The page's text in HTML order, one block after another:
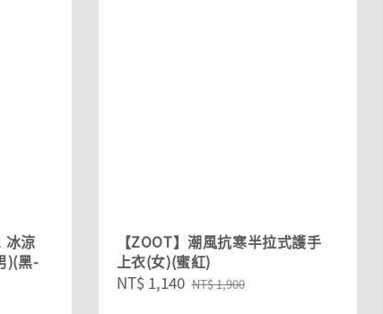
冰涼
)(黑-
【ZOOT】潮風抗寒半拉式護手
上衣(女)(蜜紅)
Sale
NT$ 1,140 Regular
NT$ 1,900